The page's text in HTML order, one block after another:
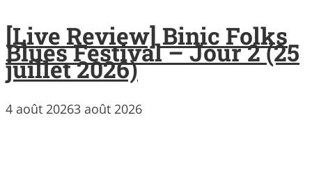
[Live Review] Binic Folks
Blues Festival – Jour 2 (25
juillet 2026)
4 août 20263 août 2026